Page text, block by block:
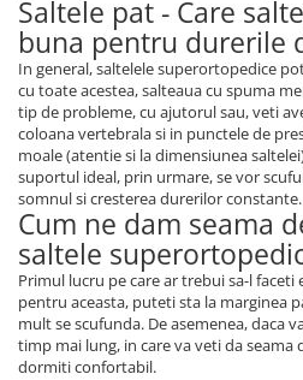
Saltele pat - Care
buna pentru durerile
In general, saltelele superortopedice
cu toate acestea, salteaua cu spuma
tip de probleme, cu ajutorul sau, veti
coloana vertebrala si in punctele de
moale (atentie si la dimensiunea
suportul ideal, prin urmare, se vor
somnul si cresterea durerilor constante.
Cum ne dam seama
saltele
Primul lucru pe care ar trebui sa-l faceti
pentru aceasta, puteti sta la marginea
mult se scufunda. De asemenea, daca
timp mai lung, in care va veti da seama
dormiti confortabil.